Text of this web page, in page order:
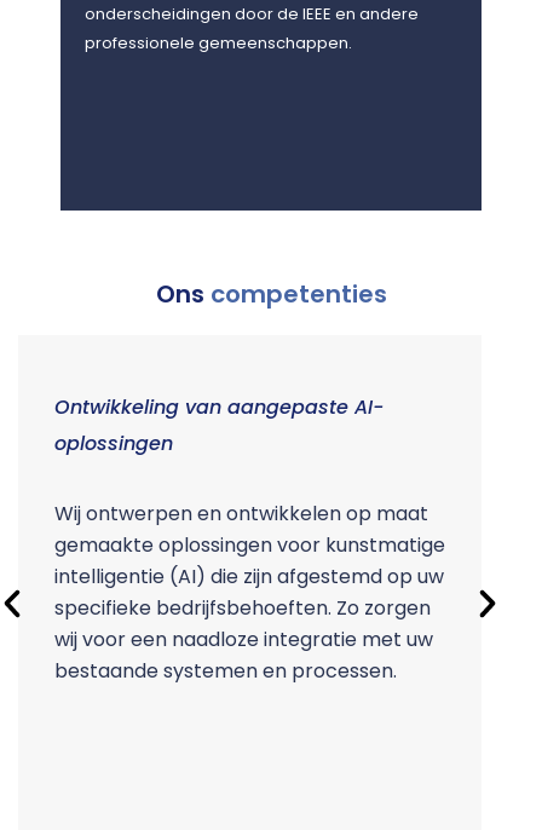
onderscheidingen door de IEEE en andere
professionele gemeenschappen.
Ons competenties
Wij ontwerpen en ontwikkelen op maat
gemaakte oplossingen voor kunstmatige
intelligentie (AI) die zijn afgestemd op uw
specifieke bedrijfsbehoeften. Zo zorgen
wij voor een naadloze integratie met uw
bestaande systemen en processen.
Ontwikkeling van aangepaste AI-
oplossingen